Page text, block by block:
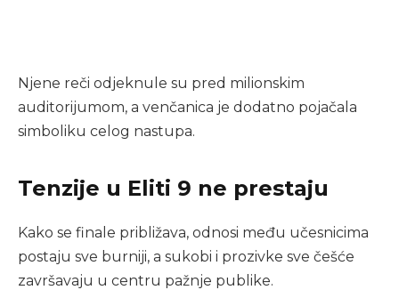
Njene reči odjeknule su pred milionskim
auditorijumom, a venčanica je dodatno pojačala
simboliku celog nastupa.
Tenzije u Eliti 9 ne prestaju
Kako se finale približava, odnosi među učesnicima
postaju sve burniji, a sukobi i prozivke sve češće
završavaju u centru pažnje publike.